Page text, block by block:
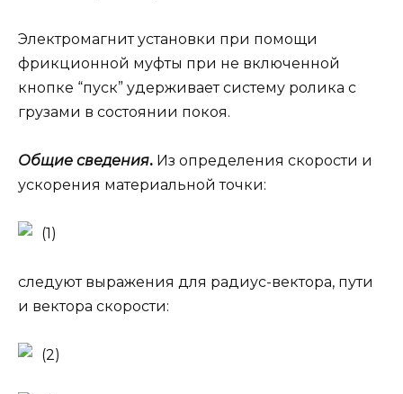
Электромагнит установки при помощи
фрикционной муфты при не включенной
кнопке “пуск” удерживает систему ролика с
грузами в состоянии покоя.
Общие сведения. Из определения скорости и
ускорения материальной точки:
(1)
следуют выражения для радиус-вектора, пути
и вектора скорости:
(2)